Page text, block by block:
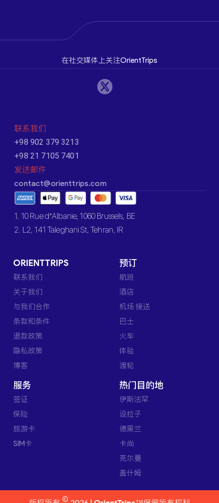
在社交媒体上关注OrientTrips
联系我们
+98 902 379 3213
+98 21 7105 7401
发送邮件
contact@orienttrips.com
1. 10 Rue d’Albanie, 1060 Brussels, BE
2. L2, 141 Taleghani St, Tehran, IR
ORIENTTRIPS
联系我们
关于我们
与我们合作
条款和条件
退款政策
隐私政策
博客
预订
航班
酒店
机场 接送
巴士
火车
体验
渡轮
服务
签证
保险
旅游卡
SIM卡
热门目的地
伊斯法罕
设拉子
德黑兰
卡尚
克尔曼
盖什姆